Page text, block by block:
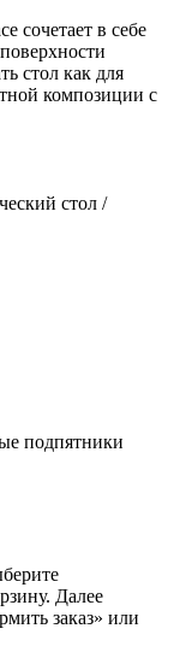
сочетает в себе
стол как для
композиции с
стол /
подпятники
Далее
заказ» или